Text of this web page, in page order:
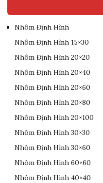
Nhôm Định Hình
Nhôm Định Hình 15×30
Nhôm Định Hình 20×20
Nhôm Định Hình 20×40
Nhôm Định Hình 20×60
Nhôm Định Hình 20×80
Nhôm Định Hình 20×100
Nhôm Định Hình 30×30
Nhôm Định Hình 30×60
Nhôm Định Hình 60×60
Nhôm Định Hình 40×40